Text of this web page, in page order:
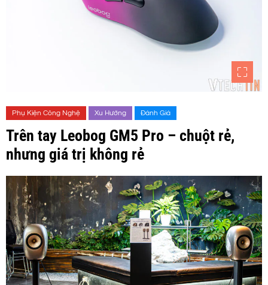
Phụ Kiện Công Nghệ Xu Hướng Đánh Giá
Trên tay Leobog GM5 Pro – chuột rẻ,
nhưng giá trị không rẻ